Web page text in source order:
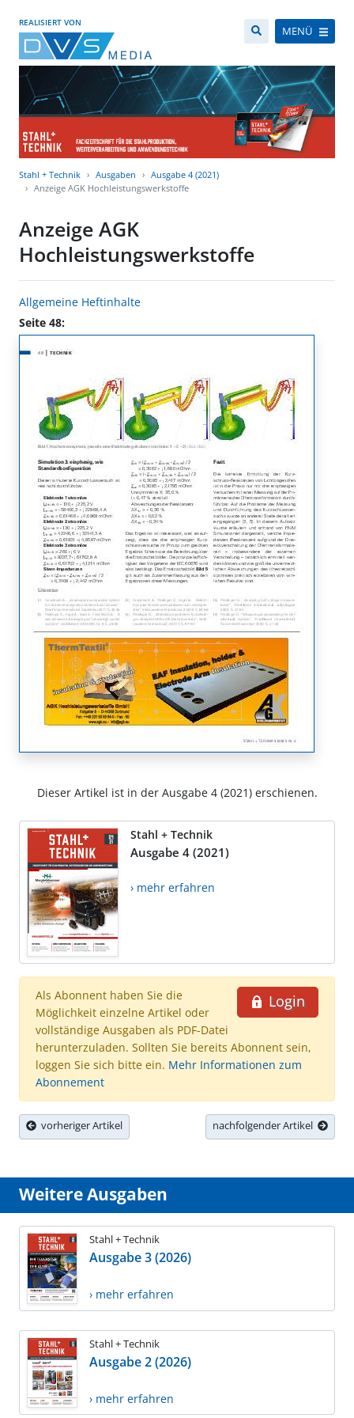
REALISIERT VON
MENÜ
Stahl + Technik Ausgaben
Ausgabe 4 (2021)
Anzeige AGK Hochleistungswerkstoffe
Anzeige AGK
Hochleistungswerkstoffe
Allgemeine Heftinhalte
Seite 48:
Dieser Artikel ist in der Ausgabe 4 (2021) erschienen.
Stahl + Technik
Ausgabe 4 (2021)
› mehr erfahren
Login
Als Abonnent haben Sie die
Möglichkeit einzelne Artikel oder
vollständige Ausgaben als PDF-Datei
herunterzuladen. Sollten Sie bereits Abonnent sein,
loggen Sie sich bitte ein. Mehr Informationen zum
Abonnement
vorheriger Artikel nachfolgender Artikel
Weitere Ausgaben
Stahl + Technik
Ausgabe 3 (2026)
› mehr erfahren
Stahl + Technik
Ausgabe 2 (2026)
› mehr erfahren